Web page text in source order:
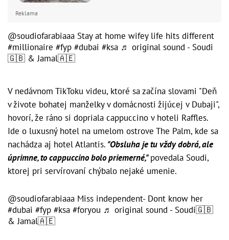
Reklama
@soudiofarabiaaa Stay at home wifey life hits different
#millionaire #fyp #dubai #ksa ♬ original sound - Soudi
🇬🇧 & Jamal🇦🇪
V nedávnom TikToku videu, ktoré sa začína slovami "Deň
v živote bohatej manželky v domácnosti žijúcej v Dubaji",
hovorí, že ráno si dopriala cappuccino v hoteli Raffles.
Ide o luxusný hotel na umelom ostrove The Palm, kde sa
nachádza aj hotel Atlantis. "Obsluha je tu vždy dobrá, ale
úprimne, to cappuccino bolo priemerné,"povedala Soudi,
ktorej pri servírovaní chýbalo nejaké umenie.
@soudiofarabiaaa Miss independent- Dont know her
#dubai #fyp #ksa #foryou ♬ original sound - Soudi🇬🇧
& Jamal🇦🇪